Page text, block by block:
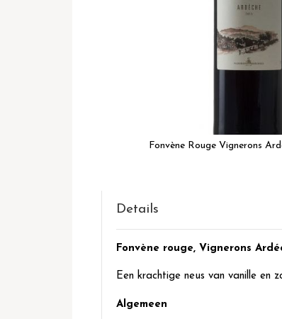
Fonvène Rouge Vignerons
het
afbeeldingen-
gallerij
Details
Fonvène rouge, Vignerons
Een krachtige neus van vanille en
Algemeen